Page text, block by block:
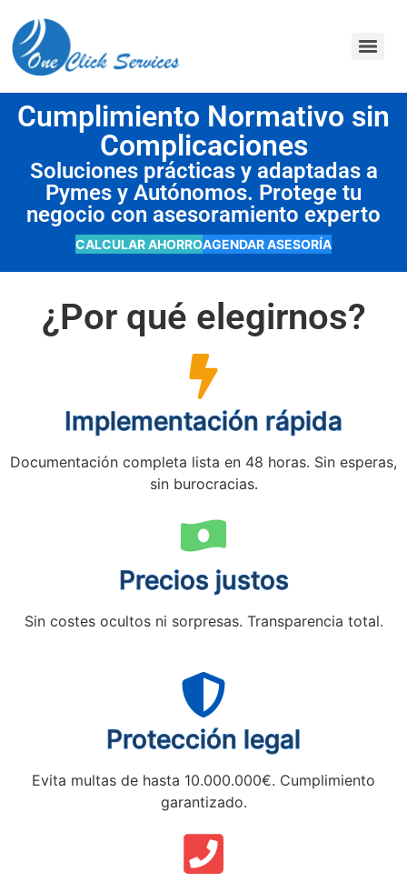
Cumplimiento Normativo sin
Complicaciones
Soluciones prácticas y adaptadas a
Pymes y Autónomos. Protege tu
negocio con asesoramiento experto
CALCULAR AHORROAGENDAR ASESORÍA
¿Por qué elegirnos?
Implementación rápida
Documentación completa lista en 48 horas. Sin esperas,
sin burocracias.
Precios justos
Sin costes ocultos ni sorpresas. Transparencia total.
Protección legal
Evita multas de hasta 10.000.000€. Cumplimiento
garantizado.